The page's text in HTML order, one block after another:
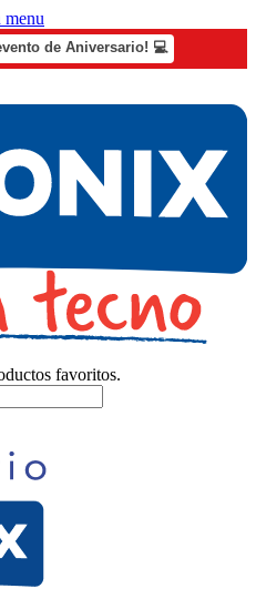
menu
de Aniversario! 💻
favoritos.